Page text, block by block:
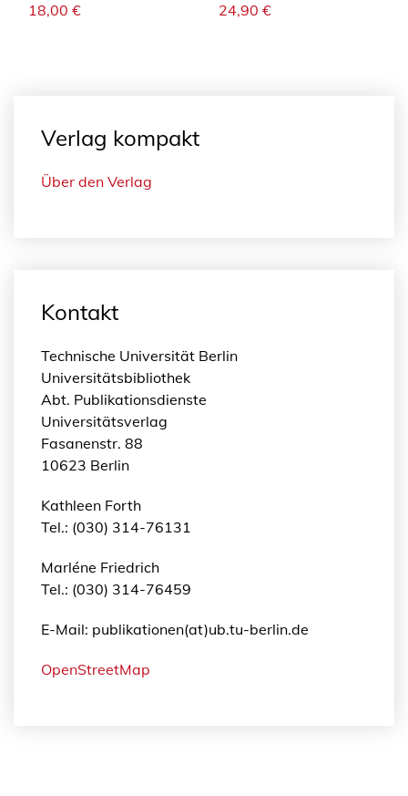
18,00 € 24,90 €
Verlag kompakt
Über den Verlag
Kontakt
Technische Universität Berlin
Universitätsbibliothek
Abt. Publikationsdienste
Universitätsverlag
Fasanenstr. 88
10623 Berlin
Kathleen Forth
Tel.: (030) 314-76131
Marléne Friedrich
Tel.: (030) 314-76459
E-Mail: publikationen(at)ub.tu-berlin.de
OpenStreetMap